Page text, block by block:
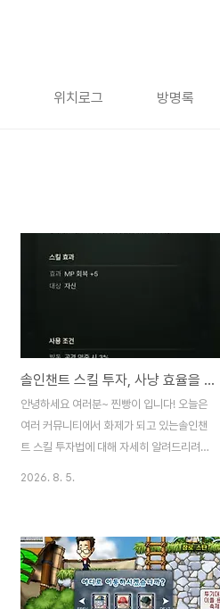
위치로그 방명록
솔인챈트 스킬 투자, 사냥 효율을 극대화하는 직업별 우선순위 가이드
안녕하세요 여러분~ 찐빵이 입니다! 오늘은
여러 커뮤니티에서 화제가 되고 있는솔인챈
트 스킬 투자법에 대해 자세히 알려드리려고
이야기입니다. 물론 필요한 나인 수가 꽤 많
아 잘못 선택하면 후회할 수도 있으니 신중한
선택이 중요합니다. 저도 여러 커뮤니티 의견
2026. 8. 5.